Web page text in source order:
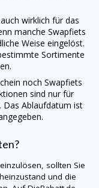
wirklich für das
manche Swapfiets
Weise eingelöst.
Sortimente
noch Swapfiets
sind nur für
Das Ablaufdatum ist
sollten Sie
und die